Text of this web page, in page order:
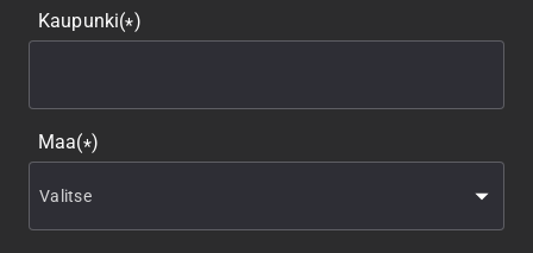
Kaupunki(*)
Maa(*)